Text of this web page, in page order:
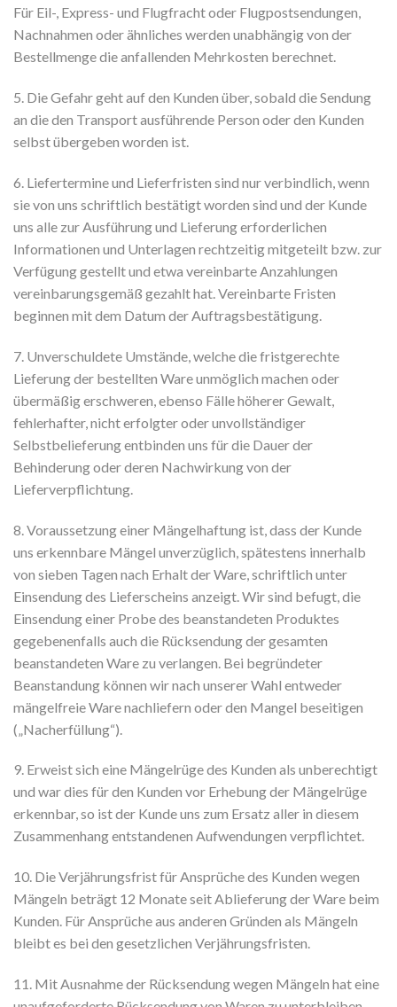
Für Eil-, Express- und Flugfracht oder Flugpostsendungen,
Nachnahmen oder ähnliches werden unabhängig von der
Bestellmenge die anfallenden Mehrkosten berechnet.
5. Die Gefahr geht auf den Kunden über, sobald die Sendung
an die den Transport ausführende Person oder den Kunden
selbst übergeben worden ist.
6. Liefertermine und Lieferfristen sind nur verbindlich, wenn
sie von uns schriftlich bestätigt worden sind und der Kunde
uns alle zur Ausführung und Lieferung erforderlichen
Informationen und Unterlagen rechtzeitig mitgeteilt bzw. zur
Verfügung gestellt und etwa vereinbarte Anzahlungen
vereinbarungsgemäß gezahlt hat. Vereinbarte Fristen
beginnen mit dem Datum der Auftragsbestätigung.
7. Unverschuldete Umstände, welche die fristgerechte
Lieferung der bestellten Ware unmöglich machen oder
übermäßig erschweren, ebenso Fälle höherer Gewalt,
fehlerhafter, nicht erfolgter oder unvollständiger
Selbstbelieferung entbinden uns für die Dauer der
Behinderung oder deren Nachwirkung von der
Lieferverpflichtung.
8. Voraussetzung einer Mängelhaftung ist, dass der Kunde
uns erkennbare Mängel unverzüglich, spätestens innerhalb
von sieben Tagen nach Erhalt der Ware, schriftlich unter
Einsendung des Lieferscheins anzeigt. Wir sind befugt, die
Einsendung einer Probe des beanstandeten Produktes
gegebenenfalls auch die Rücksendung der gesamten
beanstandeten Ware zu verlangen. Bei begründeter
Beanstandung können wir nach unserer Wahl entweder
mängelfreie Ware nachliefern oder den Mangel beseitigen
(„Nacherfüllung“).
9. Erweist sich eine Mängelrüge des Kunden als unberechtigt
und war dies für den Kunden vor Erhebung der Mängelrüge
erkennbar, so ist der Kunde uns zum Ersatz aller in diesem
Zusammenhang entstandenen Aufwendungen verpflichtet.
10. Die Verjährungsfrist für Ansprüche des Kunden wegen
Mängeln beträgt 12 Monate seit Ablieferung der Ware beim
Kunden. Für Ansprüche aus anderen Gründen als Mängeln
bleibt es bei den gesetzlichen Verjährungsfristen.
11. Mit Ausnahme der Rücksendung wegen Mängeln hat eine